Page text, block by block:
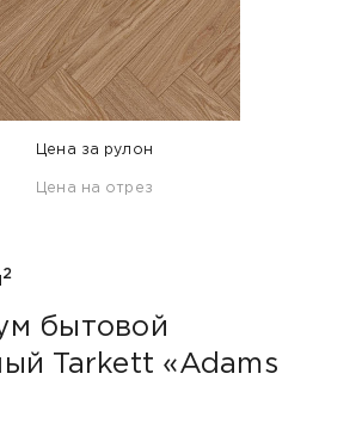
Цена за рулон
Цена на отрез
2
бытовой
Tarkett «Adams